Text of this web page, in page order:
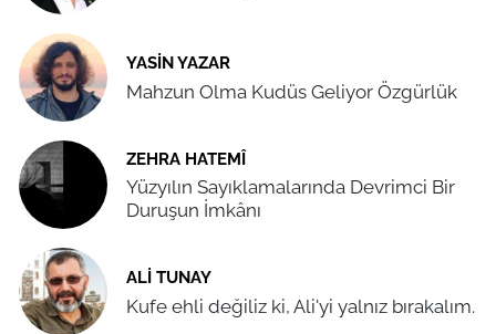
YASIN YAZAR
Mahzun Olma Kudüs Geliyor Özgürlük
ZEHRA HATEMÎ
Yüzyılın Sayıklamalarında Devrimci Bir
Duruşun İmkânı
ALI TUNAY
Kufe ehli değiliz ki, Ali'yi yalnız bırakalım.